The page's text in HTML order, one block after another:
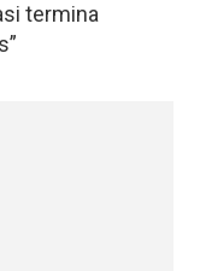
termina